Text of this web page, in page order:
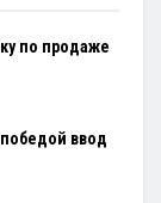
по продаже
ввод